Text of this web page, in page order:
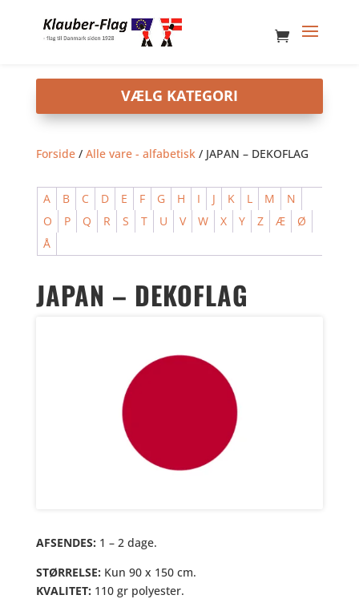
Forside/ Alle vare - alfabetisk/ JAPAN – DEKOFLAG
A B C D E F G H I J K L M
N
O
P Q R S T U V W X Y Z Æ
Ø
Å
JAPAN – DEKOFLAG
AFSENDES: 1 – 2 dage.
STØRRELSE: Kun 90 x 150 cm.
KVALITET: 110 gr polyester.